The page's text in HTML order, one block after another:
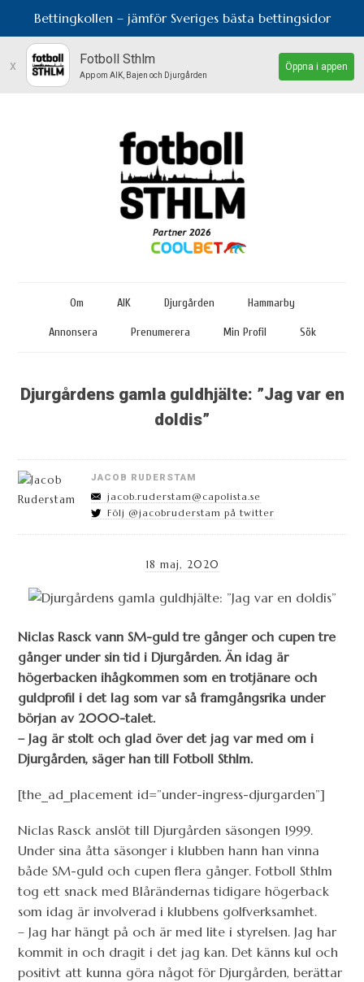
Bettingkollen – jämför Sveriges bästa bettingsidor
x Fotboll Sthlm
App om AIK, Bajen och Djurgården
Öppna i appen
Om AIK Djurgården Hammarby
Annonsera Prenumerera Min Profil Sök
Djurgårdens gamla guldhjälte: ”Jag var en
doldis”
JACOB RUDERSTAM
jacob.ruderstam@capolista.se
Följ @jacobruderstam på twitter
18 maj, 2020
Niclas Rasck vann SM-guld tre gånger och cupen tre
gånger under sin tid i Djurgården. Än idag är
högerbacken ihågkommen som en trotjänare och
guldprofil i det lag som var så framgångsrika under
början av 2000-talet.
– Jag är stolt och glad över det jag var med om i
Djurgården, säger han till Fotboll Sthlm.
[the_ad_placement id=”under-ingress-djurgarden”]
Niclas Rasck anslöt till Djurgården säsongen 1999.
Under sina åtta säsonger i klubben hann han vinna
både SM-guld och cupen flera gånger. Fotboll Sthlm
tog ett snack med Blårändernas tidigare högerback
som idag är involverad i klubbens golfverksamhet.
– Jag har hängt på och är med lite i styrelsen. Jag har
kommit in och dragit i det jag kan. Det känns kul och
positivt att kunna göra något för Djurgården, berättar